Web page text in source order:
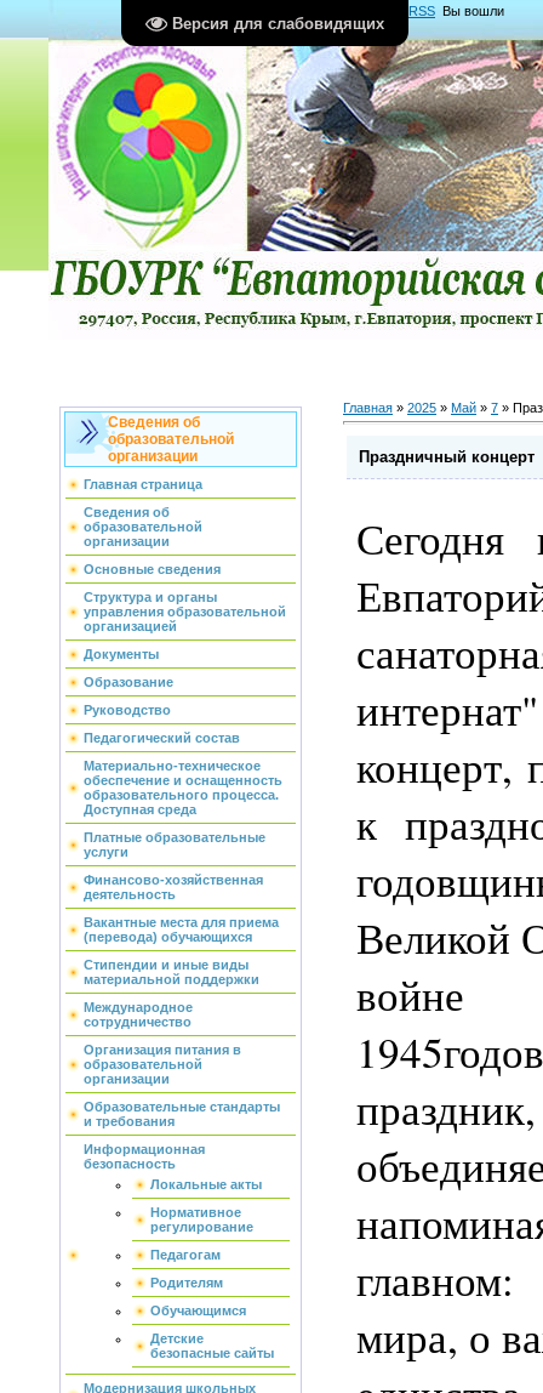
Версия для слабовидящих
RSS Вы вошли
какГость Группа "Гости"
Сведения об
образовательной
организации
Главная страница
Сведения об
образовательной
организации
Основные сведения
Структура и органы
управления образовательной
организацией
Документы
Образование
Руководство
Педагогический состав
Материально-техническое
обеспечение и оснащенность
образовательного процесса.
Доступная среда
Платные образовательные
услуги
Финансово-хозяйственная
деятельность
Вакантные места для приема
(перевода) обучающихся
Стипендии и иные виды
материальной поддержки
Международное
сотрудничество
Организация питания в
образовательной
организации
Образовательные стандарты
и требования
Информационная
безопасность
Локальные акты
Нормативное
регулирование
Педагогам
Родителям
Обучающимся
Детские
безопасные сайты
Модернизация школьных
Главная » 2025 » Май » 7 »
Праздничный концерт
концерт,
к
Великой
мира, о